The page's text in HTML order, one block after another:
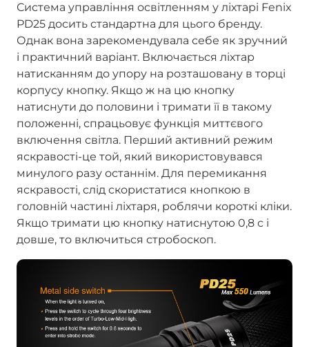
Система управління освітленням у ліхтарі Fenix
PD25 досить стандартна для цього бренду.
Однак вона зарекомендувала себе як зручний
і практичний варіант. Включається ліхтар
натисканням до упору на розташовану в торці
корпусу кнопку. Якщо ж на цю кнопку
натиснути до половини і тримати її в такому
положенні, спрацьовує функція миттєвого
включення світла. Перший активний режим
яскравості-це той, який використовувався
минулого разу останнім. Для перемикання
яскравості, слід скористатися кнопкою в
головній частині ліхтаря, роблячи короткі кліки.
Якщо тримати цю кнопку натиснутою 0,8 с і
довше, то включиться стробоскоп.